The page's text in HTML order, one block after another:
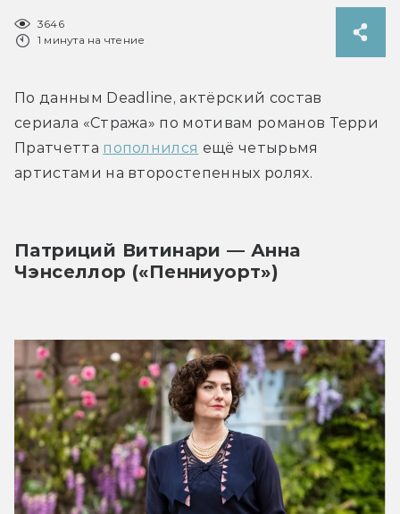
3646
1 минута на чтение
По данным Deadline, актёрский состав
сериала «Стража» по мотивам романов Терри
Пратчетта пополнился ещё четырьмя
артистами на второстепенных ролях.
Патриций Витинари — Анна
Чэнселлор («Пенниуорт»)